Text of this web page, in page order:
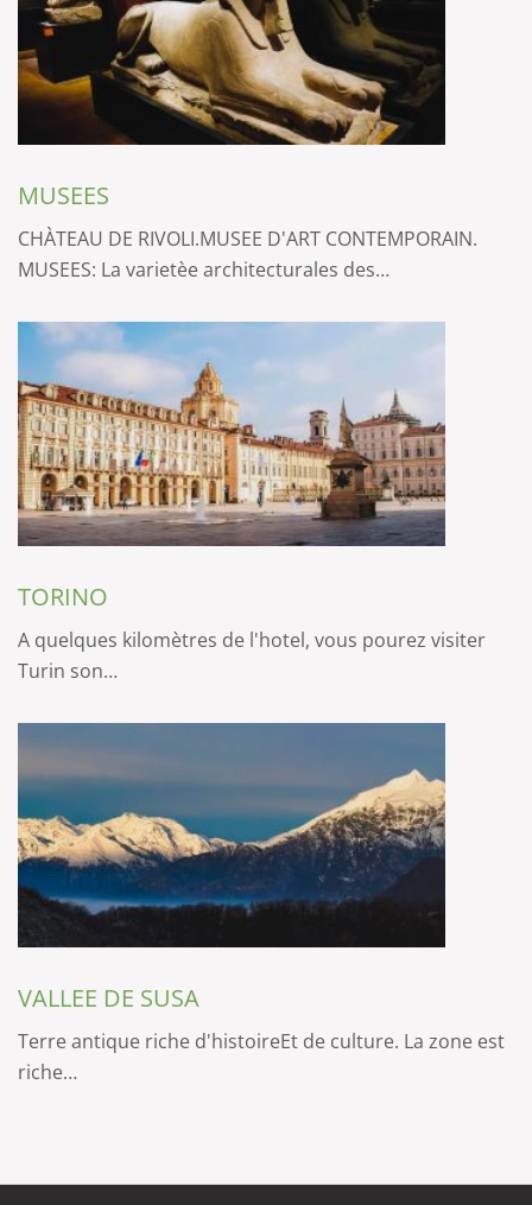
MUSEES
CHÀTEAU DE RIVOLI.MUSEE D'ART CONTEMPORAIN.
MUSEES: La varietèe architecturales des…
TORINO
A quelques kilomètres de l'hotel, vous pourez visiter
Turin son…
VALLEE DE SUSA
Terre antique riche d'histoireEt de culture. La zone est
riche…